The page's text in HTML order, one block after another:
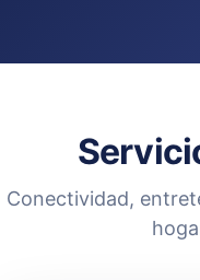
Conectividad,